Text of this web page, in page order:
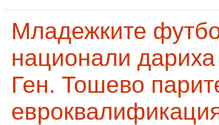
Младежките
национали
Ген. Тошево